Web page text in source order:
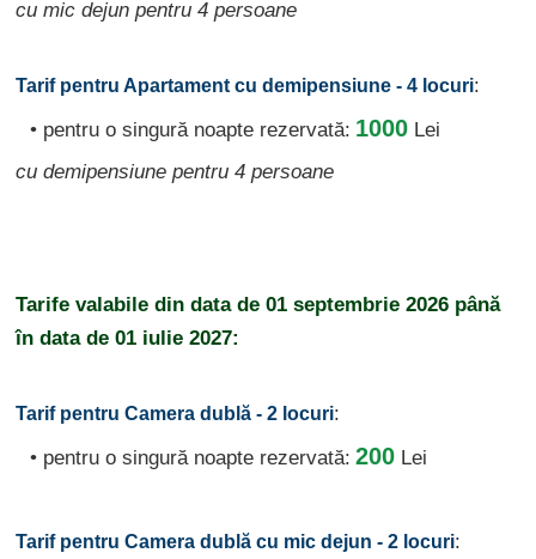
cu mic dejun pentru 4 persoane
Tarif pentru Apartament cu demipensiune - 4 locuri:
• pentru o singură noapte rezervată: 1000 Lei
cu demipensiune pentru 4 persoane
Tarife valabile din data de 01 septembrie 2026 până
în data de 01 iulie 2027:
Tarif pentru Camera dublă - 2 locuri:
• pentru o singură noapte rezervată: 200 Lei
Tarif pentru Camera dublă cu mic dejun - 2 locuri: